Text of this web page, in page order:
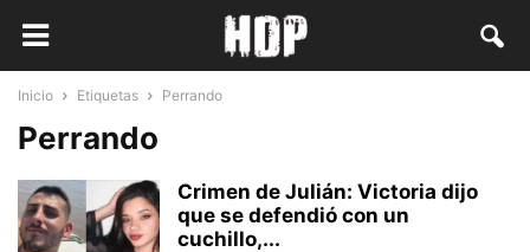
Inicio Etiquetas Perrando
Perrando
Crimen de Julián: Victoria dijo
que se defendió con un
cuchillo,...